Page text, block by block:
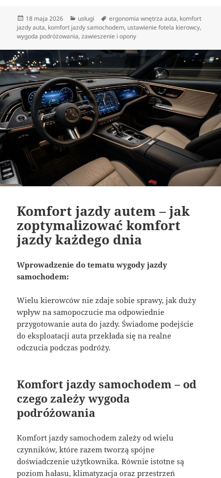
Data
publikacji
18 maja 2026 Kategorie
usługi Tagi
ergonomia wnętrza auta, komfort
jazdy auta, komfort jazdy samochodem, ustawienie fotela kierowcy,
wygoda podróżowania,zawieszenie i opony
Komfort jazdy autem – jak
zoptymalizować komfort
jazdy każdego dnia
Wprowadzenie do tematu wygody jazdy
samochodem:
Wielu kierowców nie zdaje sobie sprawy, jak duży
wpływ na samopoczucie ma odpowiednie
przygotowanie auta do jazdy. Świadome podejście
do eksploatacji auta przekłada się na realne
odczucia podczas podróży.
Komfort jazdy samochodem – od
czego zależy wygoda
podróżowania
Komfort jazdy samochodem zależy od wielu
czynników, które razem tworzą spójne
doświadczenie użytkownika. Równie istotne są
poziom hałasu, klimatyzacja oraz przestrzeń